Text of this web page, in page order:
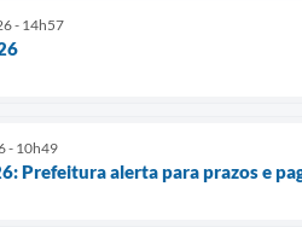
- 14h57
- 10h49
Prefeitura alerta para prazos e